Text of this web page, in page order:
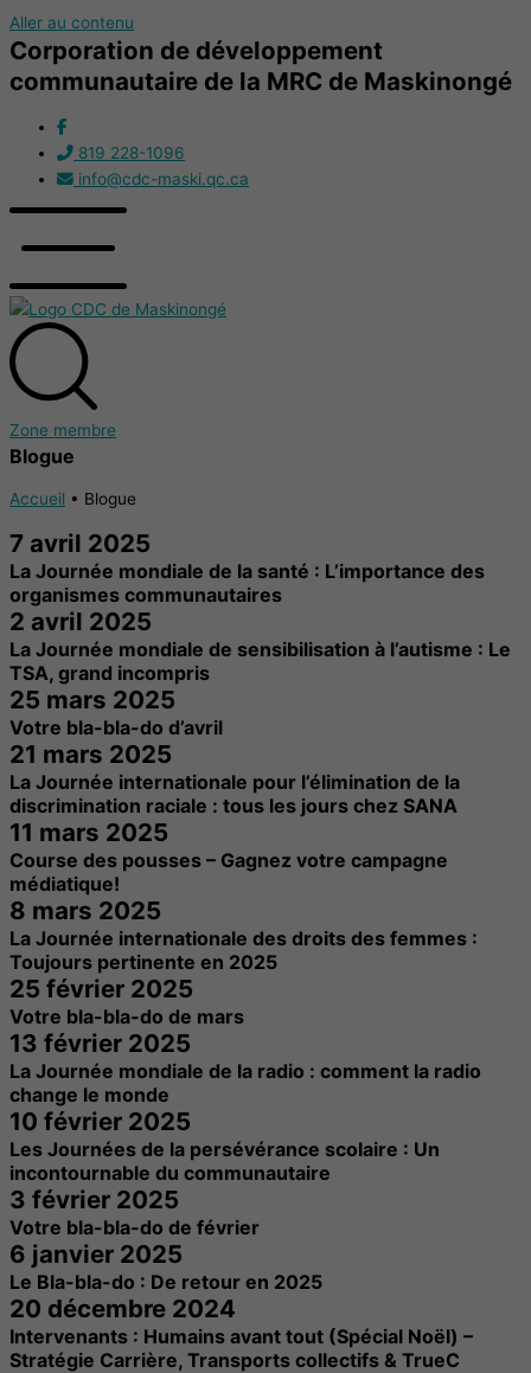
Aller au contenu
Corporation de développement
communautaire de la MRC de Maskinongé
819 228-1096
info@cdc-maski.qc.ca
Zone membre
Blogue
Accueil • Blogue
7 avril 2025
La Journée mondiale de la santé : L’importance des
organismes communautaires
2 avril 2025
La Journée mondiale de sensibilisation à l’autisme : Le
TSA, grand incompris
25 mars 2025
Votre bla-bla-do d’avril
21 mars 2025
La Journée internationale pour l’élimination de la
discrimination raciale : tous les jours chez SANA
11 mars 2025
Course des pousses – Gagnez votre campagne
médiatique!
8 mars 2025
La Journée internationale des droits des femmes :
Toujours pertinente en 2025
25 février 2025
Votre bla-bla-do de mars
13 février 2025
La Journée mondiale de la radio : comment la radio
change le monde
10 février 2025
Les Journées de la persévérance scolaire : Un
incontournable du communautaire
3 février 2025
Votre bla-bla-do de février
6 janvier 2025
Le Bla-bla-do : De retour en 2025
20 décembre 2024
Intervenants : Humains avant tout (Spécial Noël) –
Stratégie Carrière, Transports collectifs & TrueC